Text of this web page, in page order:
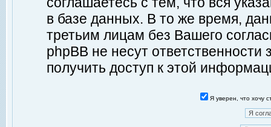
в базе данных. В то же время,
третьим лицам без Вашего
phpBB не несут ответственности
получить доступ к этой
Я уверен, что хочу